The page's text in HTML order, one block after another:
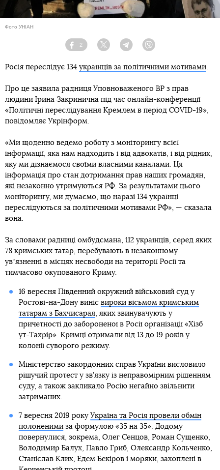
Фото УНІАН
Facebook
2
Twitter TelegramViber
Росія переслідує 134 українців за політичними мотивами.
Про це заявила радниця Уповноваженого ВР з прав
людини Ірина Закринична під час онлайн-конференції
«Політичні переслідування Кремлем в період COVID-19»,
повідомляє Укрінформ.
«Ми щоденно ведемо роботу з моніторингу всієї
інформації, яка нам надходить і від адвокатів, і від рідних,
яку ми дізнаємося своїми власними каналами. Ця
інформація про стан дотримання прав наших громадян,
які незаконно утримуються РФ. За результатами цього
моніторингу, ми думаємо, що наразі 134 українці
переслідуються за політичними мотивами РФ», — сказала
вона.
За словами радниці омбудсмана, 112 українців, серед яких
78 кримських татар, перебувають в незаконному
увʼязненні в місцях несвободи на території Росії та
тимчасово окупованого Криму.
16 вересня Південний окружний військовий суд у
Ростові-на-Дону виніс вироки вісьмом кримським
татарам з Бахчисарая, яких звинувачують у
причетності до забороненої в Росії організації «Хізб
ут-Тахрір». Кримці отримали від 13 до 19 років у
колонії суворого режиму.
Міністерство закордонних справ України висловило
рішучий протест у зв’язку із неправомірним рішенням
суду, а також закликало Росію негайно звільнити
затриманих.
7 вересня 2019 року Україна та Росія провели обмін
полоненимиза формулою «35 на 35». Додому
повернулися, зокрема, Олег Сенцов, Роман Сущенко,
Володимир Балух, Павло Гриб, Олександр Кольченко,
Станіслав Клих, Едем Бекіров і моряки, захоплені в